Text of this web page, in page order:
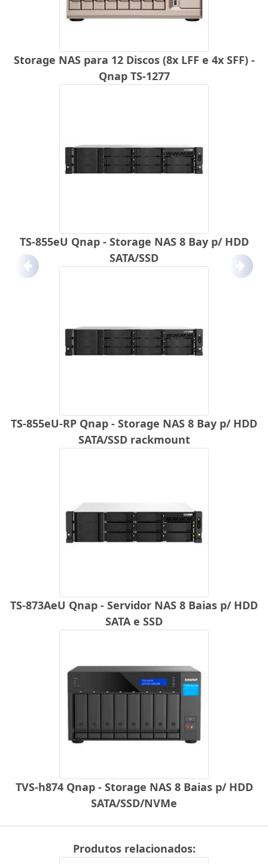
Storage NAS para 12 Discos (8x LFF e 4x SFF) -
Qnap TS-1277
TS-855eU Qnap - Storage NAS 8 Bay p/ HDD
SATA/SSD
TS-855eU-RP Qnap - Storage NAS 8 Bay p/ HDD
SATA/SSD rackmount
TS-873AeU Qnap - Servidor NAS 8 Baias p/ HDD
SATA e SSD
TVS-h874 Qnap - Storage NAS 8 Baias p/ HDD
SATA/SSD/NVMe
Anterior
Produtos relacionados: